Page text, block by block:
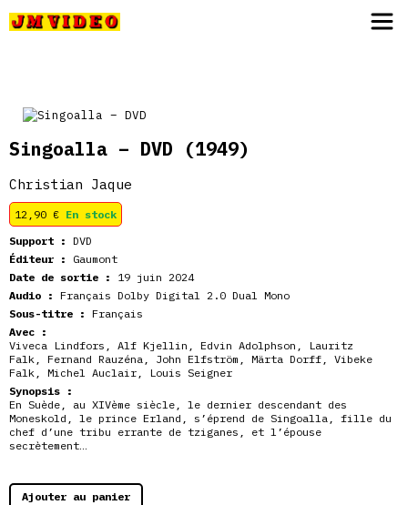
Singoalla – DVD (1949)
Christian Jaque
12,90 € En stock
Support : DVD
Éditeur :
Gaumont
Date de sortie :
19 juin 2024
Audio : Français Dolby Digital 2.0 Dual Mono
Sous-titre : Français
Avec :
Viveca Lindfors , Alf Kjellin , Edvin Adolphson , Lauritz
Falk , Fernand Rauzéna , John Elfström , Märta Dorff , Vibeke
Falk , Michel Auclair , Louis Seigner
Synopsis :
En Suède, au XIVème siècle, le dernier descendant des
Moneskold, le prince Erland, s’éprend de Singoalla, fille du
chef d’une tribu errante de tziganes, et l’épouse
secrètement…
Ajouter au panier